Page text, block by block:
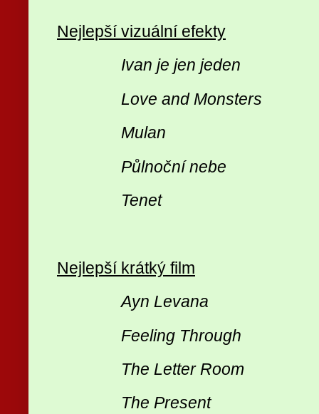
Nejlepší vizuální efekty
Ivan je jen jeden
Love and Monsters
Mulan
Půlnoční nebe
Tenet
Nejlepší krátký film
Ayn Levana
Feeling Through
The Letter Room
The Present